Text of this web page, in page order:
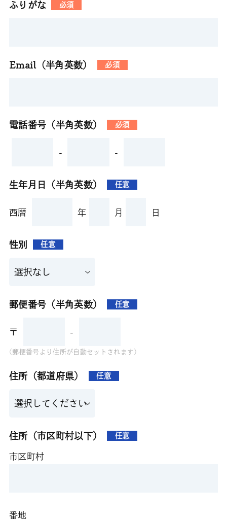
ふりがな 必須
Email（半角英数） 必須
電話番号（半角英数） 必須
- -
生年月日（半角英数） 任意
西暦 年 月 日
性別 任意
郵便番号（半角英数） 任意
〒 -
(郵便番号より住所が自動セットされます)
住所（都道府県） 任意
住所（市区町村以下） 任意
市区町村
番地